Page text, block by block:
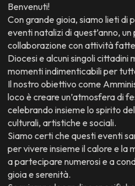
Benvenuti!
Con grande gioia, siamo lieti di
eventi natalizi di quest’anno,
collaborazione con attività
Diocesi e alcuni singoli cittadini
momenti indimenticabili per
Il nostro obiettivo come
loco è creare un’atmosfera di
celebrando insieme lo spirito
culturali, artistiche e sociali.
Siamo certi che questi eventi
per vivere insieme il calore e la
a partecipare numerosi e a
gioia e serenità.